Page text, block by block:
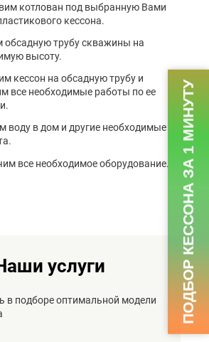
котлован под выбранную Вами
кессона.
трубу скважины на
высоту.
кессон на обсадную трубу и
все необходимые работы по ее
воду в дом и другие необходимые
все необходимое оборудование.
услуги
в подборе оптимальной модели
ПОДБОР КЕССОНА ЗА 1 МИНУТУ